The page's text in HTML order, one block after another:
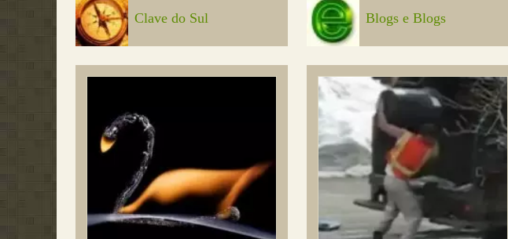
Clave do Sul Blogs e Blogs